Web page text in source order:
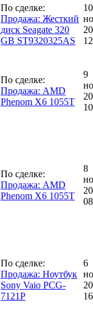
По сделке:
Продажа: Жесткий
диск Seagate 320
GB ST9320325AS
10
По сделке:
Продажа: AMD
Phenom X6 1055T
9
По сделке:
Продажа: AMD
Phenom X6 1055T
8
По сделке:
Продажа: Ноутбук
Sony Vaio PCG-
7121P
6